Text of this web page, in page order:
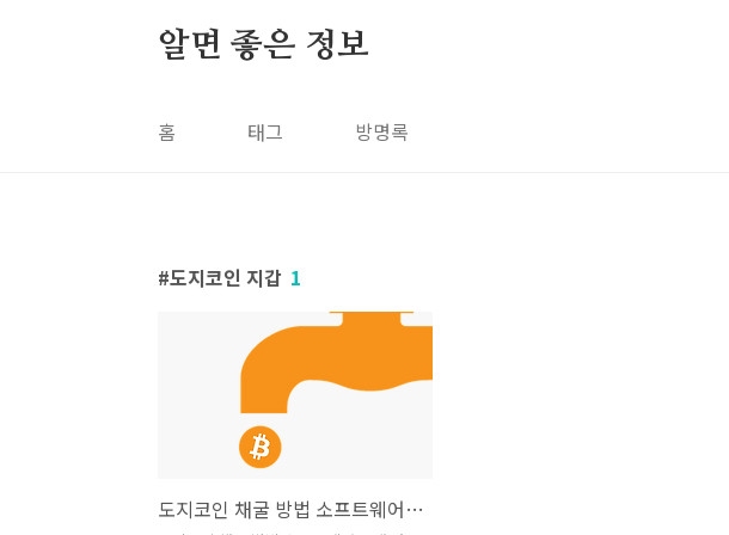
알면 좋은 정보
홈 태그 방명록
도지코인 지갑 1
도지코인 채굴 방법 소프트웨어 구매 완벽 정리